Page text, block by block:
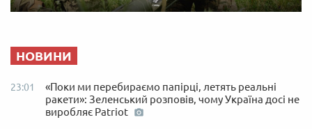
НОВИНИ
23:01
«Поки ми перебираємо папірці, летять реальні
ракети»: Зеленський розповів, чому Україна досі не
виробляє Patriot